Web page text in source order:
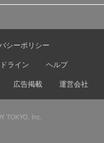
シーポリシー
ライン
ヘルプ
広告掲載 運営会社
TOKYO, Inc.